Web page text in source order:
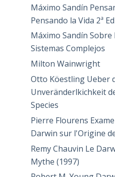
Máximo Sandín
Pensando la Vida 2ª Ed
Máximo Sandín
Sistemas Complejos
Milton Wainwright
Otto Köestling Ueber
Unveränderlkichkeit
Species
Pierre Flourens
Darwin sur l'Origine
Remy Chauvin Le
Mythe (1997)